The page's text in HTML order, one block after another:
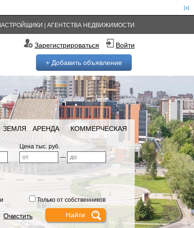
[x]
АГЕНТСТВА НЕДВИЖИМОСТИ
Зарегистрироваться Войти
+ Добавить объявление
ЗЕМЛЯ АРЕНДА КОММЕРЧЕСКАЯ
Цена тыс. руб.
—
Только от собственников
Очистить